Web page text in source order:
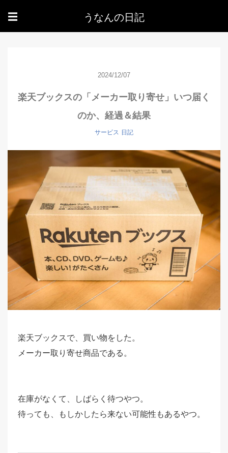
☰ うなんの日記
2024/12/07
楽天ブックスの「メーカー取り寄せ」いつ届く
のか、経過＆結果
サービス 日記
楽天ブックスで、買い物をした。
メーカー取り寄せ商品である。
在庫がなくて、しばらく待つやつ。
待っても、もしかしたら来ない可能性もあるやつ。